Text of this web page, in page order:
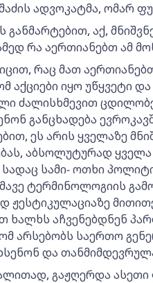
ადვოკატმა, ომარ
განმარტებით, აქ,
რა აერთიანებთ ამ
რაც მათ
აქციები იყო უწყვეტი
ძალისხმევით
განცხადება
ეს არის ყველაზე
აბსოლუტურად ყველა
სადაც სამი- ოთხი
ტერმინოლოგიის
ჟესტიკულაციაზე
ხალხს აჩვენებდნენ
არსებობს საერთო
და
გაჟღერდა